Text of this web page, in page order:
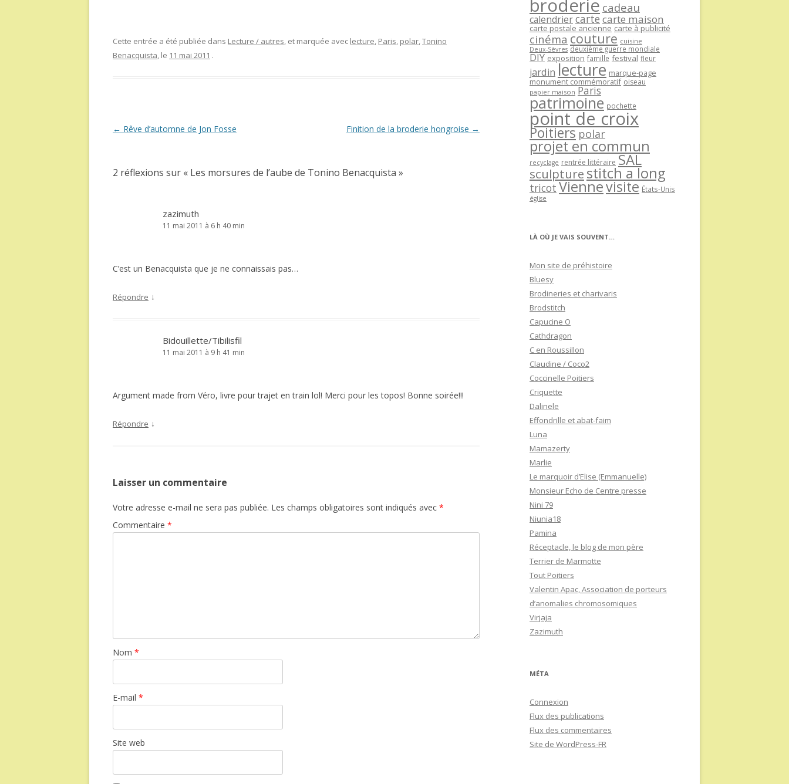
Cette entrée a été publiée dans Lecture / autres, et marquée avec lecture, Paris, polar,Tonino
Benacquista, le 11 mai 2011 .
Navigation
← Rêve d’automne de Jon Fosse Finition de la broderie hongroise →
2 réflexions sur « Les morsures de l’aube de Tonino Benacquista »
zazimuth
11 mai 2011 à 6 h 40 min
C’est un Benacquista que je ne connaissais pas…
Répondre ↓
Bidouillette/Tibilisfil
11 mai 2011 à 9 h 41 min
Argument made from Véro, livre pour trajet en train lol! Merci pour les topos! Bonne soirée!!!
Répondre ↓
Laisser un commentaire
Votre adresse e-mail ne sera pas publiée. Les champs obligatoires sont indiqués avec *
Commentaire *
Nom *
E-mail *
Site web
broderie cadeau
calendriercartecarte maison
carte postale ancienne carte à publicité
cinéma couture cuisine
Deux-Sèvres deuxième guerre mondiale
DIY exposition famille festival fleur
jardin lecture marque-page
monument commémoratif oiseau
papier maison Paris
patrimoine pochette
point de croix
Poitiers polar
projet en commun
recyclage rentrée littéraire SAL
sculpture stitch a long
tricot Viennevisite États-Unis
église
LÀ OÙ JE VAIS SOUVENT…
Mon site de préhistoire
Bluesy
Brodineries et charivaris
Brodstitch
Capucine O
Cathdragon
C en Roussillon
Claudine / Coco2
Coccinelle Poitiers
Criquette
Dalinele
Effondrille et abat-faim
Luna
Mamazerty
Marlie
Le marquoir d’Elise (Emmanuelle)
Monsieur Echo de Centre presse
Nini 79
Niunia18
Pamina
Réceptacle, le blog de mon père
Terrier de Marmotte
Tout Poitiers
Valentin Apac, Association de porteurs
d’anomalies chromosomiques
Virjaja
Zazimuth
MÉTA
Connexion
Flux des publications
Flux des commentaires
Site de WordPress-FR